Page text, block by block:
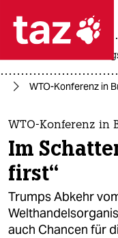

themen
politik
öko
gesellschaft
WTO-Konferenz in
WTO-Konferenz in
Im
first“
Trumps Abkehr
auch Chancen für